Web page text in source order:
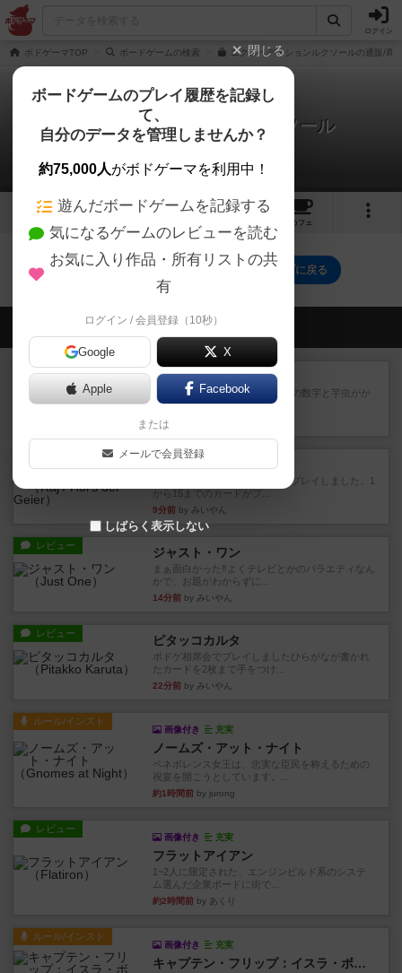
ログイン
ボドゲーマTOP ボードゲームの検索 エクスペディションルクソールの通販/商
エクスペディション・ルクソール
0件の動画
1 1
カフェ
エクスペディション・ルクソールのトップに戻る
会員の新しい投稿
レビュー ヘックメック
サイコロゲームです1から5までの数字と芋虫がか
かれたダイス。これを振っ...
1分前
超有名なゲームですが、初めてプレイしました。1
から15までのカードがプ...
9分前 by みいやん
レビュー ジャスト・ワン
まぁ面白かった‼️よくテレビとかのバラエティなん
かで、お題がわからずに...
14分前 by みいやん
レビュー ピタッコカルタ
ボドゲ相席会でプレイしましたひらがなが書かれ
たカードを2枚まで手をつけ...
22分前 by みいやん
ルール/インスト
画像付き 充実
ノームズ・アット・ナイト
ベネボレンス女王は、忠実な臣民を称えるための
祝宴を開こうとしています。...
約1時間前 by jurong
レビュー
画像付き 充実
フラットアイアン
1~2人に限定された、エンジンビルド系のシステ
ム選んだ企業ボードに街で...
約2時間前 by あくり
ルール/インスト
画像付き 充実
キャプテン・フリップ：イスラ・ボンバ
閉じる
ボードゲームのプレイ履歴を記録し
て、
自分のデータを管理しませんか？
約75,000人がボドゲーマを利用中！
遊んだボードゲームを記録する
気になるゲームのレビューを読む
お気に入り作品・所有リストの共
有
ログイン / 会員登録（10秒）
Google X
Apple Facebook
または
メールで会員登録
しばらく表示しない